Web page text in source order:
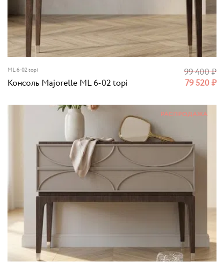
ML 6-02 topi
Консоль Majorelle ML 6-02 topi 79 520₽
99 400₽
РАСПРОДАЖА